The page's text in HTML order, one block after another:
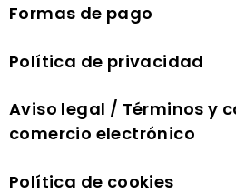
Formas de pago
Política de privacidad
Aviso legal / Términos y
comercio electrónico
Política de cookies